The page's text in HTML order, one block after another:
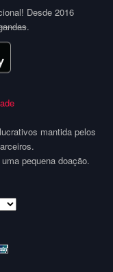
Desde 2016
.
mantida pelos
pequena doação.